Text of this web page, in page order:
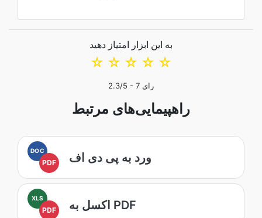
به این ابزار امتیاز دهید
☆
☆
☆
☆
☆
2.3/5 - 7 رای
راهپیمایی‌های مرتبط
DOC
PDF ورد به پی دی اف
XLS
PDF اکسل به PDF